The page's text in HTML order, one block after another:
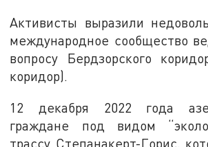
Активисты выразили
международное сообщество
вопросу Бердзорского
коридор).
12 декабря 2022 года
граждане под видом
трассу Степанакерт-Горис,